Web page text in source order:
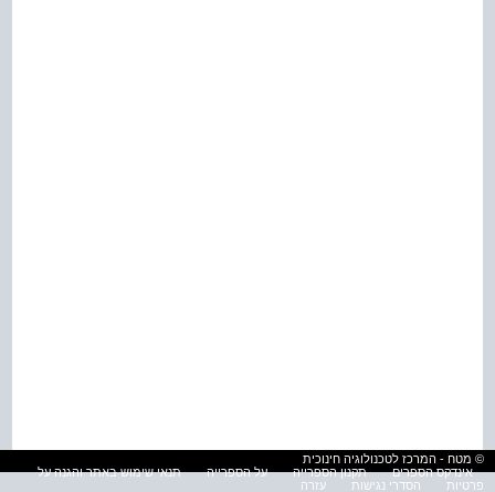
© מטח - המרכז לטכנולוגיה חינוכית
אינדקס הספרים
תקנון הספרייה על הספרייה
תנאי שימוש באתר והגנה על
פרטיות
הסדרי נגישות עזרה